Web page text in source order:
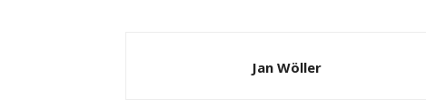
Jan Wöller